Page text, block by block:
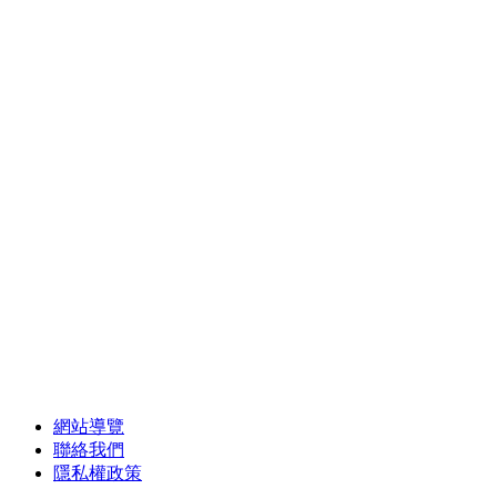
網站導覽
聯絡我們
隱私權政策